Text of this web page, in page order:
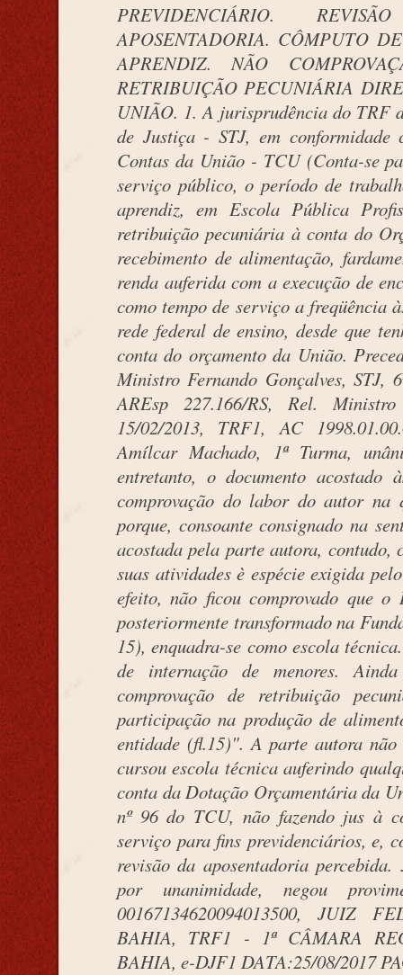
PREVIDENCIÁRIO.
APOSENTADORIA. CÔMPUTO
APRENDIZ. NÃO
RETRIBUIÇÃO PECUNIÁRIA
UNIÃO. 1. A jurisprudência do TRF
de Justiça - STJ, em
Contas da União - TCU (Conta-se
serviço público, o período de
aprendiz, em Escola Pública
retribuição pecuniária à conta do
recebimento de alimentação,
renda auferida com a execução de
como tempo de serviço a freqüência
rede federal de ensino, desde que
conta do orçamento da União.
Ministro Fernando Gonçalves, STJ,
AREsp 227.166/RS, Rel.
15/02/2013, TRF1, AC
Amílcar Machado, 1ª Turma,
entretanto, o documento
comprovação do labor do autor na
porque, consoante consignado na
acostada pela parte autora, contudo,
suas atividades è espécie exigida
efeito, não ficou comprovado que
posteriormente transformado na
15), enquadra-se como escola
de internação de menores.
comprovação de retribuição
participação na produção de
entidade (fl.15)". A parte autora
cursou escola técnica auferindo
conta da Dotação Orçamentária da
nº 96 do TCU, não fazendo jus à
serviço para fins previdenciários, e,
revisão da aposentadoria
por unanimidade, negou
00167134620094013500, JUIZ
BAHIA, TRF1 - 1ª CÂMARA
BAHIA, e-DJF1 DATA:25/08/2017